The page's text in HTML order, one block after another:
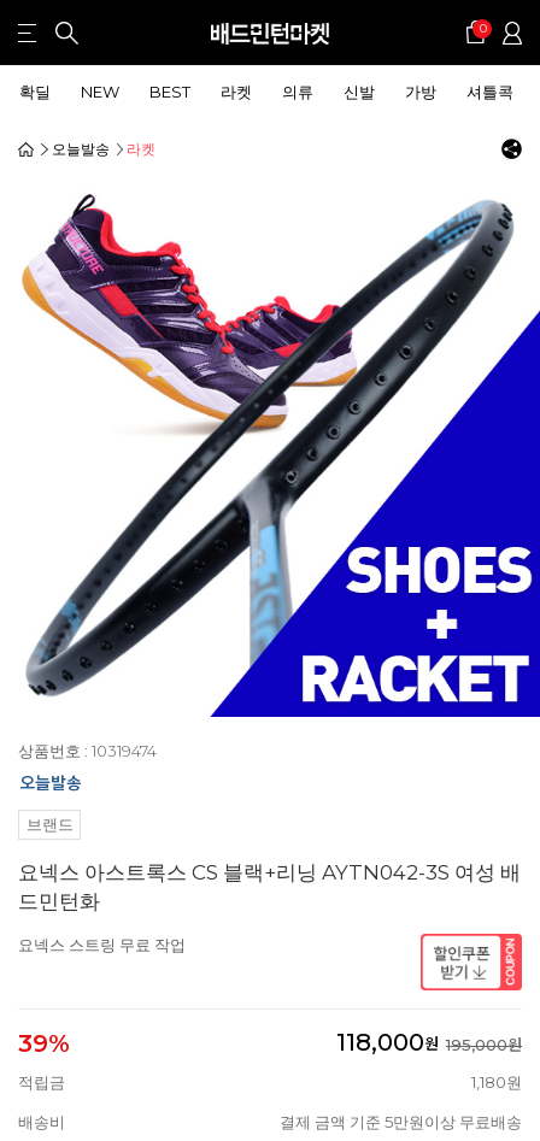
0
확딜 NEW BEST 라켓 의류 신발 가방 셔틀콕
오늘발송 라켓
상품번호 : 10319474
브랜드
요넥스 아스트록스 CS 블랙+리닝 AYTN042-3S 여성 배
드민턴화
요넥스 스트링 무료 작업
39% 118,000원 195,000원
적립금
1,180원
배송비 결제 금액 기준 5만원이상 무료배송